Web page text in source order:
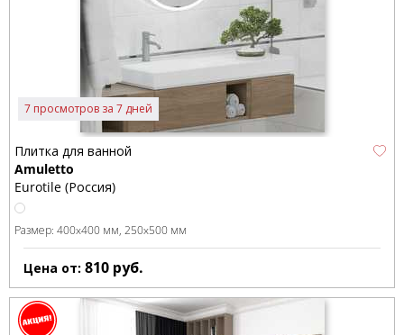
7 просмотров за 7 дней
Плитка для ванной
Amuletto
Eurotile (Россия)
Размер: 400x400 мм 250x500 мм
Цена от: 810 руб.